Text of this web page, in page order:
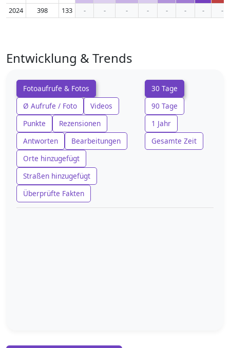
2024
398 133 - - - - - - - -
Entwicklung & Trends
Fotoaufrufe & Fotos
Ø Aufrufe / Foto
Videos
Punkte
Rezensionen
Antworten
Bearbeitungen
Orte hinzugefügt
Straßen hinzugefügt
Überprüfte Fakten
30 Tage
90 Tage
1 Jahr
Gesamte Zeit